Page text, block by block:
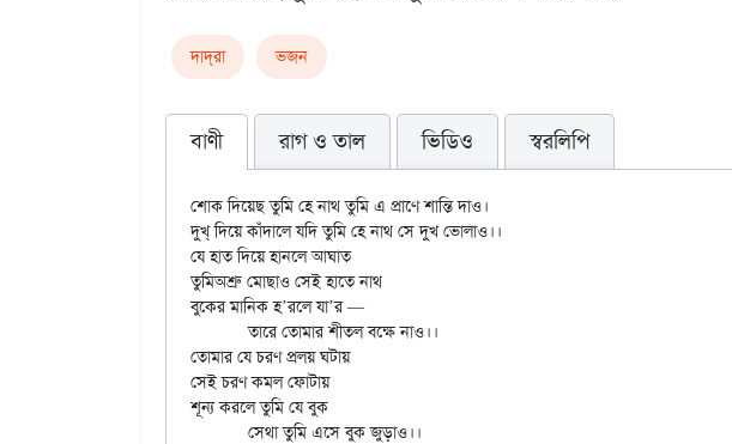
দাদ্‌রা ভজন
বাণী রাগ ও তাল ভিডিও স্বরলিপি
শোক দিয়েছ তুমি হে নাথ তুমি এ প্রাণে শান্তি দাও।
দুখ্ দিয়ে কাঁদালে যদি তুমি হে নাথ সে দুখ ভোলাও।।
যে হাত দিয়ে হানলে আঘাত
তুমিঅশ্রু মোছাও সেই হাতে নাথ
বুকের মানিক হ’রলে যা’র —
	তারে তোমার শীতল বক্ষে নাও।।
তোমার যে চরণ প্রলয় ঘটায়
সেই চরণ কমল ফোটায়
শূন্য করলে তুমি যে বুক